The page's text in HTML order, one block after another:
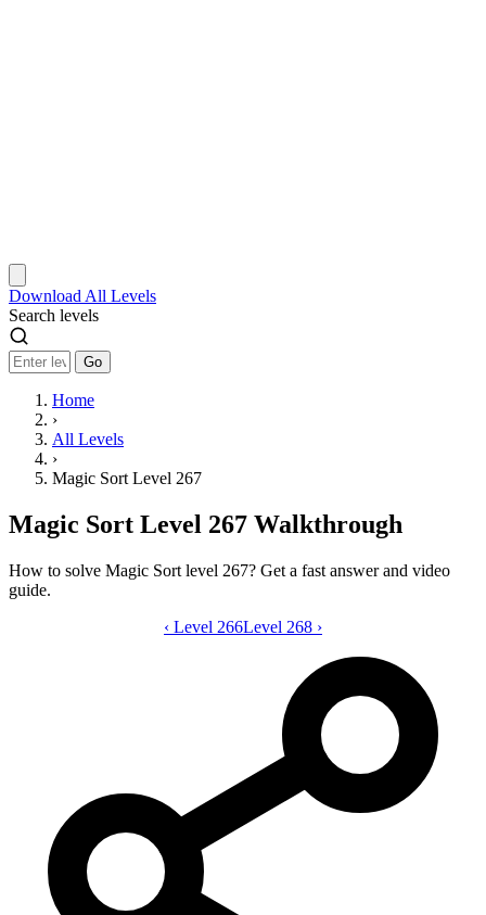
Download All Levels
Search levels
Go
Home
›
All Levels
›
Magic Sort Level 267
Magic Sort Level 267 Walkthrough
How to solve Magic Sort level 267? Get a fast answer and video
guide.
Magic Sort level 267 video guide
‹ Level 266Level 268 ›